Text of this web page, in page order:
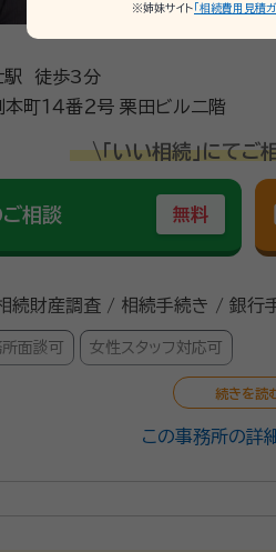
駅 徒歩3分
静岡県富士市横割本町１４番２号 栗田ビル二階
\「いい相続」にてご
相談 無料
財産調査 / 相続手続き / 銀行
面談可 女性スタッフ対応可
この事務所の詳
※姉妹サイト 「相続費用見積ガ